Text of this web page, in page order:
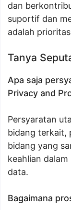
dan
suportif dan
adalah
Tanya
Apa saja
Privacy and
Persyaratan
bidang terkait,
bidang yang
keahlian
data.
Bagaimana